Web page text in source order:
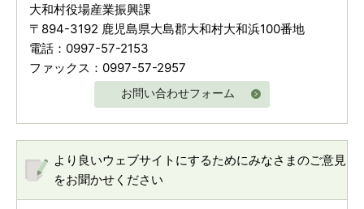
大和村役場産業振興課
〒894-3192 鹿児島県大島郡大和村大和浜100番地
電話：0997-57-2153
ファックス：0997-57-2957
お問い合わせフォーム
より良いウェブサイトにするためにみなさまのご意見
をお聞かせください